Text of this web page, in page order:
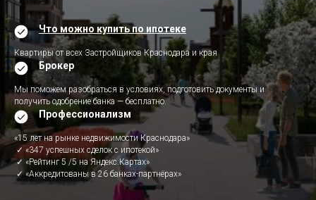
Что можно купить по ипотеке
Квартиры от всех Застройщиков Краснодара и края
Брокер
Мы поможем разобраться в условиях, подготовить документы и
получить одобрение банка — бесплатно.
Профессионализм
«15 лет на рынке недвижимости Краснодара»
✓ «347 успешных сделок с ипотекой»
✓ «Рейтинг 5 /5 на Яндекс.Картах»
✓ «Аккредитованы в 26 банках-партнёрах»